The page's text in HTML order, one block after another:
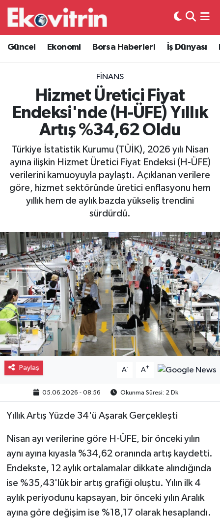
Güncel Ekonomi Borsa Haberleri İş Dünyası
FINANS
Hizmet Üretici Fiyat
Endeksi'nde (H-ÜFE) Yıllık
Artış %34,62 Oldu
Türkiye İstatistik Kurumu (TÜİK), 2026 yılı Nisan
ayına ilişkin Hizmet Üretici Fiyat Endeksi (H-ÜFE)
verilerini kamuoyuyla paylaştı. Açıklanan verilere
göre, hizmet sektöründe üretici enflasyonu hem
yıllık hem de aylık bazda yükseliş trendini
sürdürdü.
Paylaş A- A+
05.06.2026 - 08:56 Okunma Süresi: 2 Dk
Yıllık Artış Yüzde 34'ü Aşarak Gerçekleşti
Nisan ayı verilerine göre H-ÜFE, bir önceki yılın
aynı ayına kıyasla %34,62 oranında artış kaydetti.
Endekste, 12 aylık ortalamalar dikkate alındığında
ise %35,43'lük bir artış grafiği oluştu. Yılın ilk 4
aylık periyodunu kapsayan, bir önceki yılın Aralık
ayına göre değişim ise %18,17 olarak hesaplandı.
Güncel
Ekonomi
Borsa Haberleri
İş Dünyası
Lojistik
Otovitrin
Asayiş
Gayrimenkul
Spor
Eğitim
Hava Durumu
Trafik Durumu
Süper Lig Puan Durumu ve Fikstür
Tüm Manşetler
Son Dakika Haberleri
Haber Arşivi